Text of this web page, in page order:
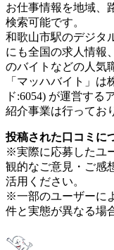
お仕事情報を地域、
検索可能です。
和歌山市駅のデジタ
にも全国の求人情報
のバイトなどの人気
「マッハバイト」
ド:6054) が運営する
紹介事業は行ってお
投稿された口コミに
※実際に応募したユ
観的なご意見・ご感
活用ください。
※一部のユーザーに
件と実態が異なる場